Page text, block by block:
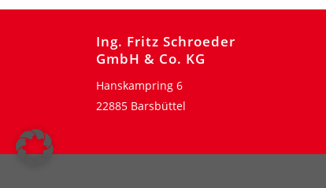
Ing. Fritz Schroeder
GmbH & Co. KG
Hanskampring 6
22885 Barsbüttel